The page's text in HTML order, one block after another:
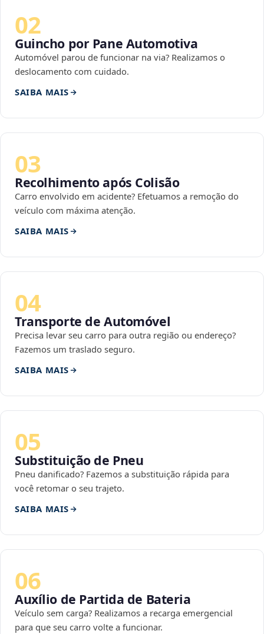
02
Guincho por Pane Automotiva
Automóvel parou de funcionar na via? Realizamos o
deslocamento com cuidado.
SAIBA MAIS
03
Recolhimento após Colisão
Carro envolvido em acidente? Efetuamos a remoção do
veículo com máxima atenção.
SAIBA MAIS
04
Transporte de Automóvel
Precisa levar seu carro para outra região ou endereço?
Fazemos um traslado seguro.
SAIBA MAIS
05
Substituição de Pneu
Pneu danificado? Fazemos a substituição rápida para
você retomar o seu trajeto.
SAIBA MAIS
06
Auxílio de Partida de Bateria
Veículo sem carga? Realizamos a recarga emergencial
para que seu carro volte a funcionar.